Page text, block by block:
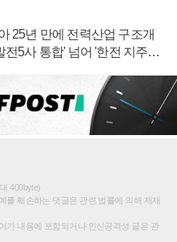
25년 만에 전력산업 구조개
전5사 통합' 넘어 '한전 지주사'
400byte)
를 훼손하는 댓글은 관련 법률에 의해 제재
가 내용에 포함되거나 인신공격성 글은 관